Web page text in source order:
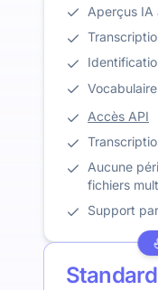
Aperçus IA
Accès API
Aucune
fichiers
Support
Standard